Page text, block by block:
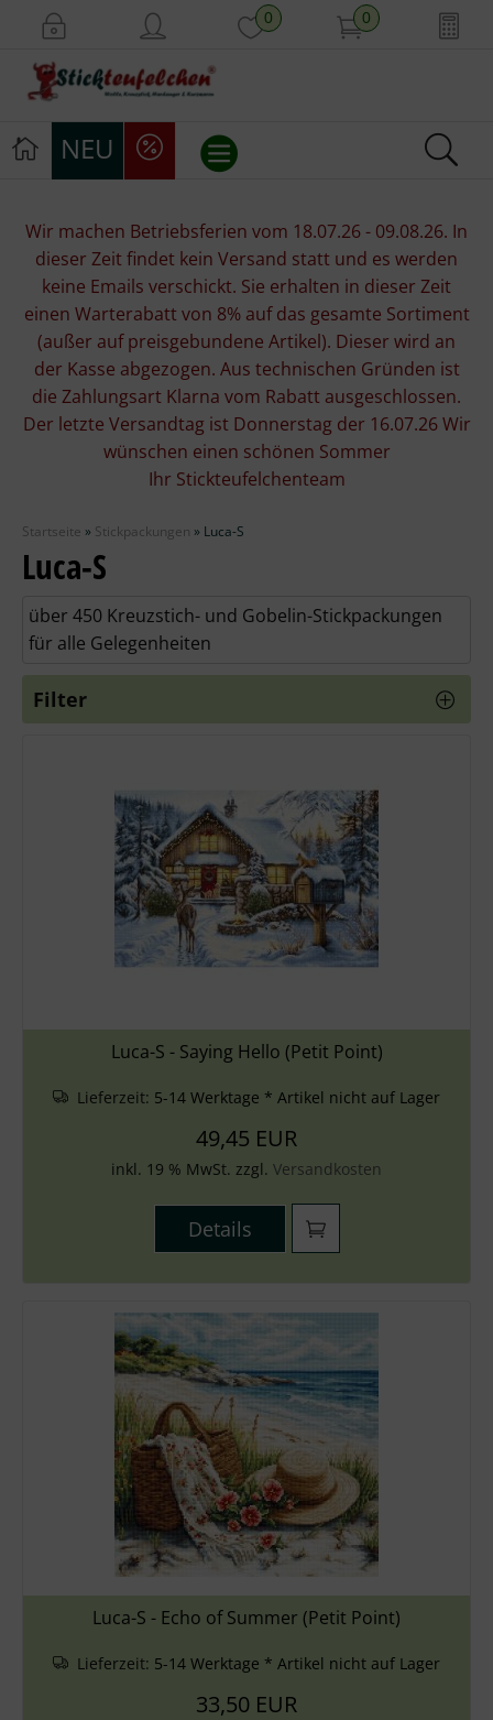
0 0
NEU
Stickpackungen
Stickgarne
Stoffe
Mill Hill Beads
Stricknadeln
Ausverkauf
Wir machen Betriebsferien vom 18.07.26 - 09.08.26. In
dieser Zeit findet kein Versand statt und es werden
keine Emails verschickt. Sie erhalten in dieser Zeit
einen Warterabatt von 8% auf das gesamte Sortiment
(außer auf preisgebundene Artikel). Dieser wird an
der Kasse abgezogen. Aus technischen Gründen ist
die Zahlungsart Klarna vom Rabatt ausgeschlossen.
Der letzte Versandtag ist Donnerstag der 16.07.26 Wir
wünschen einen schönen Sommer
Ihr Stickteufelchenteam
Startseite » Stickpackungen » Luca-S
Luca-S
über 450 Kreuzstich- und Gobelin-Stickpackungen
für alle Gelegenheiten
Filter
Luca-S - Saying Hello (Petit Point)
Lieferzeit: 5-14 Werktage * Artikel nicht auf Lager
49,45 EUR
inkl. 19 % MwSt. zzgl. Versandkosten
Details
Luca-S - Echo of Summer (Petit Point)
Lieferzeit: 5-14 Werktage * Artikel nicht auf Lager
33,50 EUR